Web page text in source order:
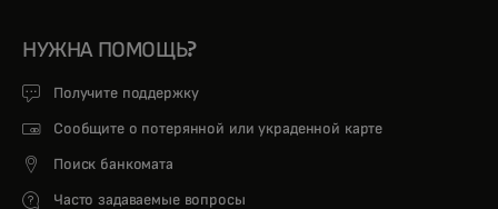
НУЖНА ПОМОЩЬ?
Получите поддержку
Сообщите о потерянной или украденной карте
Поиск банкомата
Часто задаваемые вопросы